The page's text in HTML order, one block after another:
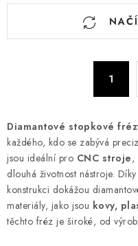
O
c
í
p
r
v
k
y
á
n
k
o
v
á
n
1
Diamantové stopkové
každého, kdo se zabývá
jsou ideální pro CNC stroje,
dlouhá životnost nástroje.
konstrukci dokážou
materiály, jako jsou kovy,
těchto fréz je široké, od